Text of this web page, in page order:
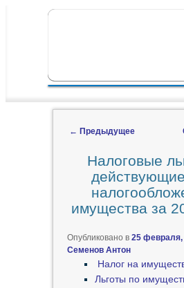
ГЛАВНОЕ МЕНЮ
← Предыдущее
Налоговые
имущества за
Опубликовано в 25 февраля,
Семенов Антон
Налог на
Льготы по